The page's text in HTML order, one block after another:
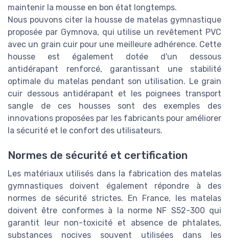
maintenir la mousse en bon état longtemps.
Nous pouvons citer la housse de matelas gymnastique
proposée par Gymnova, qui utilise un revêtement PVC
avec un grain cuir pour une meilleure adhérence. Cette
housse est également dotée d'un dessous
antidérapant renforcé, garantissant une stabilité
optimale du matelas pendant son utilisation. Le grain
cuir dessous antidérapant et les poignees transport
sangle de ces housses sont des exemples des
innovations proposées par les fabricants pour améliorer
la sécurité et le confort des utilisateurs.
Normes de sécurité et certification
Les matériaux utilisés dans la fabrication des matelas
gymnastiques doivent également répondre à des
normes de sécurité strictes. En France, les matelas
doivent être conformes à la norme NF S52-300 qui
garantit leur non-toxicité et absence de phtalates,
substances nocives souvent utilisées dans les